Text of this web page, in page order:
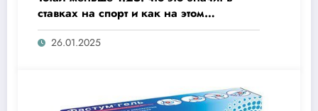
ставках на спорт и как на этом
заработать?
26.01.2025